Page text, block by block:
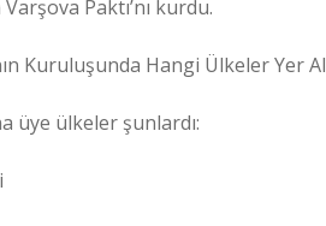
Paktı’nı kurdu.
Kuruluşunda Hangi Ülkeler Yer
üye ülkeler şunlardı: